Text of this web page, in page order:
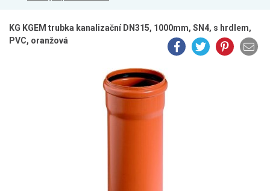
KG KGEM trubka kanalizační DN315, 1000mm, SN4, s hrdlem,
PVC, oranžová